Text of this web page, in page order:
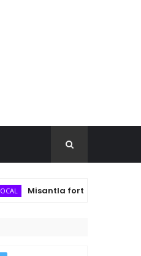
Misantla fortalece